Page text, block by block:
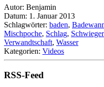
Autor: Benjamin
Datum: 1. Januar 2013
Schlagwörter: baden,
Mischpoche, Schlag,
Verwandtschaft, Wasser
Kategorien: Videos
RSS-Feed